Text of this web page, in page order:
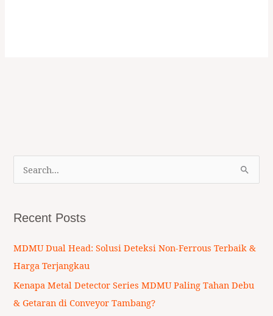
r
Recent Posts
MDMU Dual Head: Solusi Deteksi Non-Ferrous Terbaik &
Harga Terjangkau
Kenapa Metal Detector Series MDMU Paling Tahan Debu
& Getaran di Conveyor Tambang?